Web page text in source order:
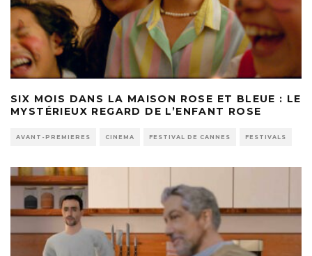
SIX MOIS DANS LA MAISON ROSE ET BLEUE : LE
MYSTÉRIEUX REGARD DE L’ENFANT ROSE
AVANT-PREMIERES CINEMA FESTIVAL DE CANNES FESTIVALS